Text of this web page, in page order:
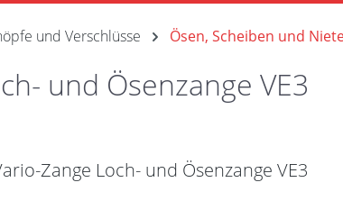
und Verschlüsse Ösen, Scheiben und
und Ösenzange VE3